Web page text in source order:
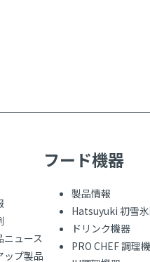
ニュース
ップ製品
フード機器
製品情報
Hatsuyuki 初雪
ドリンク機器
PRO CHEF 調理機